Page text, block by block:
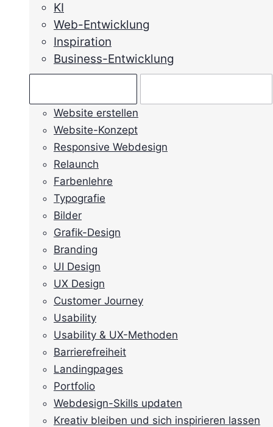
KI
Web-Entwicklung
Inspiration
Business-Entwicklung
Website erstellen
Website-Konzept
Responsive Webdesign
Relaunch
Farbenlehre
Typografie
Bilder
Grafik-Design
Branding
UI Design
UX Design
Customer Journey
Usability
Usability & UX-Methoden
Barrierefreiheit
Landingpages
Portfolio
Webdesign-Skills updaten
Kreativ bleiben und sich inspirieren lassen